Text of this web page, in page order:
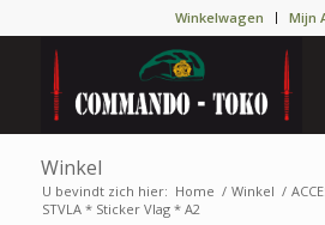
Winkelwagen Mijn
Winkel
U bevindt zich hier: Home / Winkel /
STVLA * Sticker Vlag * A2